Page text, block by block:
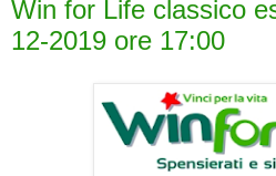
Win for Life classico
12-2019 ore 17:00